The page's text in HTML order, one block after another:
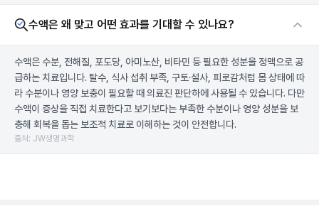
수액은 왜 맞고 어떤 효과를 기대할 수 있나요?
수액은 수분, 전해질, 포도당, 아미노산, 비타민 등 필요한 성분을 정맥으로 공
급하는 치료입니다. 탈수, 식사 섭취 부족, 구토·설사, 피로감처럼 몸 상태에 따
라 수분이나 영양 보충이 필요할 때 의료진 판단하에 사용될 수 있습니다. 다만
수액이 증상을 직접 치료한다고 보기보다는 부족한 수분이나 영양 성분을 보
충해 회복을 돕는 보조적 치료로 이해하는 것이 안전합니다.
출처: JW생명과학